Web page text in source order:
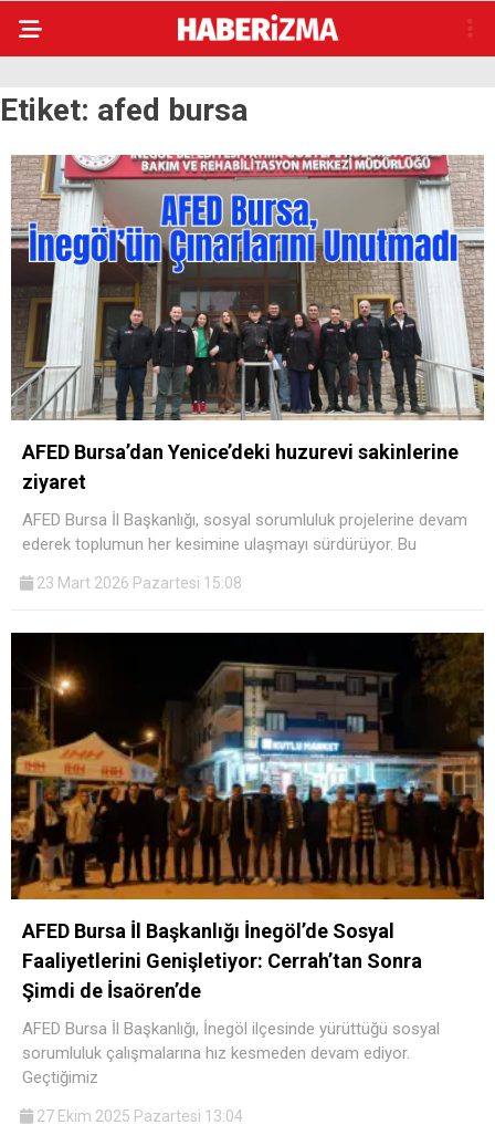
Etiket: afed bursa
AFED Bursa’dan Yenice’deki huzurevi sakinlerine
ziyaret
AFED Bursa İl Başkanlığı, sosyal sorumluluk projelerine devam
ederek toplumun her kesimine ulaşmayı sürdürüyor. Bu
23 Mart 2026 Pazartesi 15:08
AFED Bursa İl Başkanlığı İnegöl’de Sosyal
Faaliyetlerini Genişletiyor: Cerrah’tan Sonra
Şimdi de İsaören’de
AFED Bursa İl Başkanlığı, İnegöl ilçesinde yürüttüğü sosyal
sorumluluk çalışmalarına hız kesmeden devam ediyor.
Geçtiğimiz
27 Ekim 2025 Pazartesi 13:04